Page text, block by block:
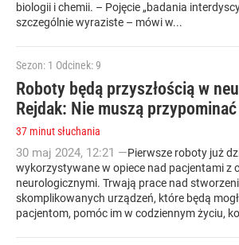
biologii i chemii. – Pojęcie „badania
szczególnie wyraziste – mówi w...
Sezon: 1 Odcinek: 9
Roboty będą przyszłością w
Rejdak: Nie muszą
37 minut słuchania
30 maj 2024, 12:21 —Pierwsze roboty już
wykorzystywane w opiece nad pacjentami z
neurologicznymi. Trwają prace nad
skomplikowanych urządzeń, które będą
pacjentom, pomóc im w codziennym życiu,